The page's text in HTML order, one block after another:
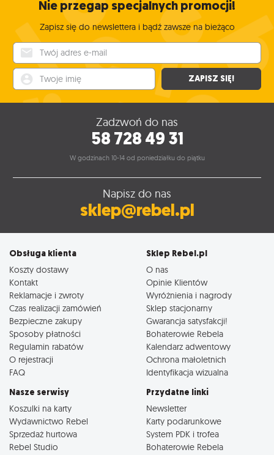
Nie przegap specjalnych promocji!
Zapisz się do newslettera i bądź zawsze na bieżąco
ZAPISZ SIĘ!
Zadzwoń do nas
58 728 49 31
W godzinach 10-14 od poniedziałku do piątku
Napisz do nas
sklep@rebel.pl
Obsługa klienta
Koszty dostawy
Kontakt
Reklamacje i zwroty
Czas realizacji zamówień
Bezpieczne zakupy
Sposoby płatności
Regulamin rabatów
O rejestracji
FAQ
Sklep Rebel.pl
O nas
Opinie Klientów
Wyróżnienia i nagrody
Sklep stacjonarny
Gwarancja satysfakcji!
Bohaterowie Rebela
Kalendarz adwentowy
Ochrona małoletnich
Identyfikacja wizualna
Nasze serwisy
Koszulki na karty
Wydawnictwo Rebel
Sprzedaż hurtowa
Rebel Studio
Przydatne linki
Newsletter
Karty podarunkowe
System PDK i trofea
Bohaterowie Rebela